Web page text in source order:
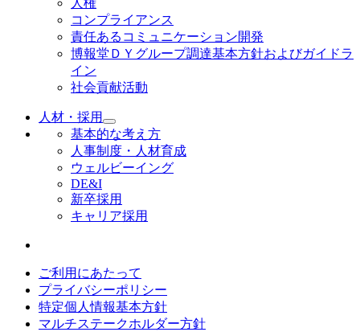
人権
コンプライアンス
責任あるコミュニケーション開発
博報堂ＤＹグループ調達基本方針およびガイドラ
イン
社会貢献活動
人材・採用
基本的な考え方
人事制度・人材育成
ウェルビーイング
DE&I
新卒採用
キャリア採用
ご利用にあたって
プライバシーポリシー
特定個人情報基本方針
マルチステークホルダー方針